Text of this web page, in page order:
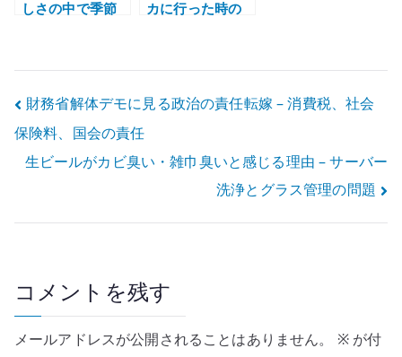
しさの中で季節
カに行った時の
投
稿
ナ
ビ
ー
シ
財務省解体デモに見る政治の責任転嫁 – 消費税、社会
保険料、国会の責任
生ビールがカビ臭い・雑巾臭いと感じる理由 – サーバー
洗浄とグラス管理の問題
コメントを残す
メールアドレスが公開されることはありません。 ※が付